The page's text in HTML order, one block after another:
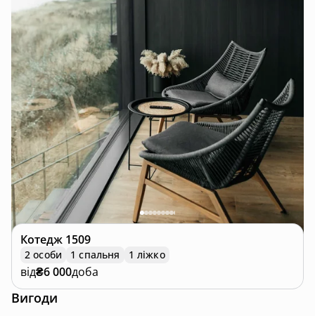
Котедж 1509
2 особи 1 спальня 1 ліжко
від₴6 000доба
Вигоди